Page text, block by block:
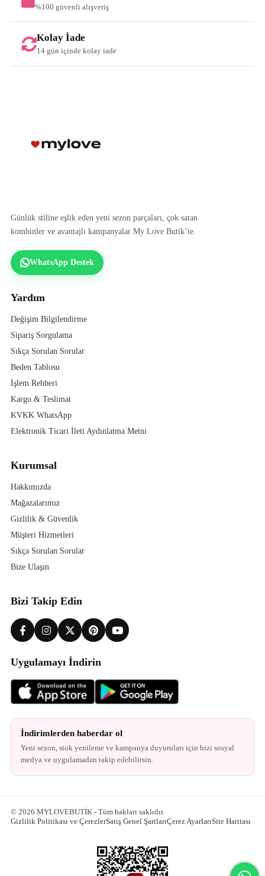
%100 güvenli alışveriş
Kolay İade
14 gün içinde kolay iade
Günlük stiline eşlik eden yeni sezon parçaları, çok satan
kombinler ve avantajlı kampanyalar My Love Butik’te.
WhatsApp Destek
Yardım
Değişim Bilgilendirme
Sipariş Sorgulama
Sıkça Sorulan Sorular
Beden Tablosu
İşlem Rehberi
Kargo & Teslimat
KVKK WhatsApp
Elektronik Ticari İleti Aydınlatma Metni
Kurumsal
Hakkımızda
Mağazalarımız
Gizlilik & Güvenlik
Müşteri Hizmetleri
Sıkça Sorulan Sorular
Bize Ulaşın
Bizi Takip Edin
Uygulamayı İndirin
İndirimlerden haberdar ol
Yeni sezon, stok yenileme ve kampanya duyuruları için bizi sosyal
medya ve uygulamadan takip edebilirsin.
© 2026 MYLOVEBUTİK - Tüm hakları saklıdır.
Gizlilik Politikası ve ÇerezlerSatış Genel ŞartlarıÇerez AyarlarıSite Haritası